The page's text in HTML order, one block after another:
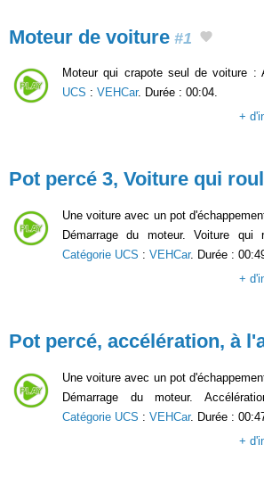
Moteur de voiture #1
Moteur qui crapote seul de voiture :
UCS : VEHCar. Durée : 00:04.
+
Pot percé 3, Voiture qui
Une voiture avec un pot
Démarrage du moteur. Voiture qui
Catégorie UCS : VEHCar. Durée :
+
Pot percé, accélération, à
Une voiture avec un pot
Démarrage du moteur.
Catégorie UCS : VEHCar. Durée :
+